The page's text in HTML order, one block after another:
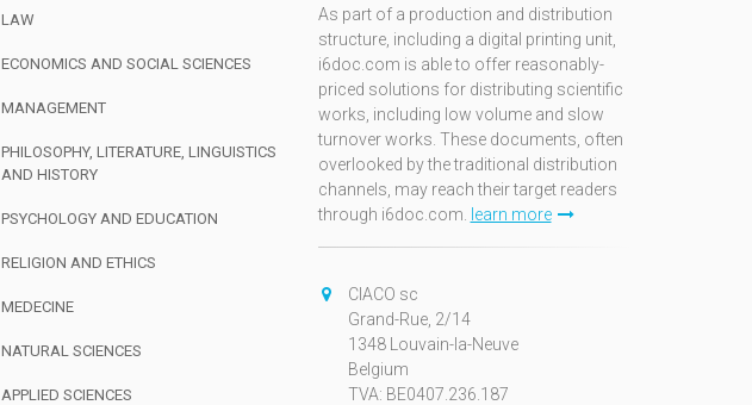
LAW
ECONOMICS AND SOCIAL SCIENCES
MANAGEMENT
PHILOSOPHY, LITERATURE, LINGUISTICS
AND HISTORY
PSYCHOLOGY AND EDUCATION
RELIGION AND ETHICS
MEDECINE
NATURAL SCIENCES
APPLIED SCIENCES
As part of a production and distribution
structure, including a digital printing unit,
i6doc.com is able to offer reasonably-
priced solutions for distributing scientific
works, including low volume and slow
turnover works. These documents, often
overlooked by the traditional distribution
channels, may reach their target readers
through i6doc.com. learn more
CIACO sc
Grand-Rue, 2/14
1348 Louvain-la-Neuve
Belgium
TVA: BE0407.236.187